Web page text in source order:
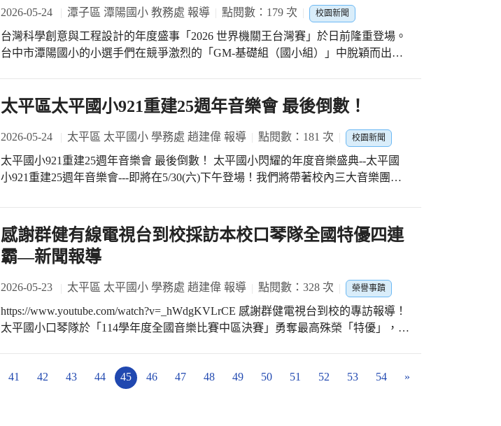
表示，沈芯菱老師的生命敘事是活生生精彩震憾的教科書。這場歡樂又充滿啟發的
講座，以真實的生命詮釋說故事，就像一粒溫暖的種子，在每個孩子心中種下「愛
與希望」。讓重慶國小的寶貝們學會愛的行動力，未來在學習路上更堅定自信，勇
功挺進複賽。 彭意玹同學勇奪「臺灣客語朗誦」第二名（指導老師羅英華）並成功
挺進複賽。 劉芷瑀同學獲得「國語演說」第三名（指導老師何伯升）。 陳威菘同學
獲得「國語作文」第三名（指導老師李炳勳）。 許尹馨同學也獲得「臺灣台語朗
讀」第四名（指導老師蕭鳳彰）的優秀表現。 除了學生的精彩表現，潭陽國小的教
靜宜主任獲得「臺灣台語朗讀」第三名。 蔡鈞傑老師榮獲「國語演說」第三名。 黃
夕之功，這次的輝煌戰果，不僅是參賽師生無數個日夜戮力付出的結晶，更要由衷
感謝指導老師們的無私奉獻，以及家長無條件的支持。潭陽國小將持續深耕語文與
閱讀教育，為孩子們搭建更多展現自我、發光發熱的舞台！
2026-05-24 潭子區 潭陽國小 教務處 報導 點閱數：179 次 校園新聞
台灣科學創意與工程設計的年度盛事「2026 世界機關王台灣賽」於日前隆重登場。
台中市潭陽國小的小選手們在競爭激烈的「GM-基礎組（國小組）」中脫穎而出，
校的參賽同學身穿亮眼綠色團隊制服，在規定時間內沉著應戰。面對複雜的積木軌
果發揮得淋漓盡致。從大型黃綠相間的結構基座、流暢的軌道接續，到精密的骨牌
連鎖反應，每一個細節都凝聚著孩子們無數次測試與修正的汗水。 為了給這群科技
小將們最實質的精神支持，潭陽國小校長更親自帶領師長團隊奔赴比賽現場。校長
不僅在賽前為孩子們加油打氣、緩解緊張情緒，更在作品前與動手操作的孩子們、
賽事中沉著展現團隊合作，這種帶得走的能力，正是潭陽國小長期推動科學教育最
美好的成果。」 本次榮獲佳作，不僅是對參賽學生創意思維與動手解決問題能力的
持續為學生打造多元探索的舞台，激發更多孩子對科學探究的熱情，期待潭陽學子
未來能在更多舞台上發光發熱，再創佳績！
太平區太平國小921重建25週年音樂會 最後倒數！
2026-05-24 太平區 太平國小 學務處 趙建偉 報導 點閱數：181 次 校園新聞
太平國小921重建25週年音樂會 最後倒數！ 太平國小閃耀的年度音樂盛典--太平國
小921重建25週年音樂會---即將在5/30(六)下午登場！我們將帶著校內三大音樂團隊
當天也特別邀請了烏日區東園國小音樂團隊到場共襄盛舉，節目絕對精彩可期！ 今
年音樂會特別以「聚」為主題。這個字，象徵著學校在921地震後重建25週年這個深
具意義的時刻，我們透過音樂將親師生與社區的心緊緊「凝聚」在一起。這不僅是
一場展現孩子們學習成果的藝文饗宴，更是感恩過去，期盼未來的溫馨「相聚」，
大家在現場一起用樂音拉近彼此的距離！ 學務處辦理的「校內登記索票」到明天
5/25(一)為止！如果來不及參與校內登記的好朋友也別擔心，活動當天我們依然會開
放現場排隊索票！ 誠摯邀請大家週末帶著家人一起來聆聽，給予台上努力演出的孩
學務處 現場索票：5/30(六)活動當日現場排隊領取 ps:提醒大家，當天音樂會開場
感謝群健有線電視台到校採訪本校口琴隊全國特優四連
霸—新聞報導
2026-05-23 太平區 太平國小 學務處 趙建偉 報導 點閱數：328 次 榮譽事蹟
https://www.youtube.com/watch?v=_hWdgKVLrCE 感謝群健電視台到校的專訪報導！
太平國小口琴隊於「114學年度全國音樂比賽中區決賽」勇奪最高殊榮「特優」，並
自信。 點滴成果，凝聚了師長們對孩子的用心指導與陪伴。感謝家長一路以來的信
41 42 43 44 45 46 47 48 49 50 51 52 53 54 »